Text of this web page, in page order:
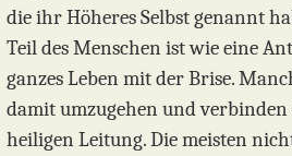
die ihr Höheres Selbst genannt
Teil des Menschen ist wie eine
ganzes Leben mit der Brise.
damit umzugehen und
heiligen Leitung. Die meisten